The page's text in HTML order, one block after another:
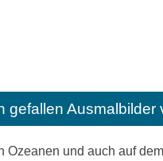
gefallen Ausmalbilder
Ozeanen und auch auf